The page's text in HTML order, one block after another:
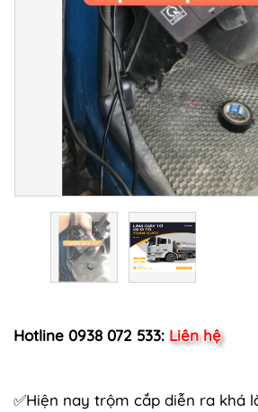
Hotline 0938 072 533: Liên hệ
✅Hiện nay trộm cắp diễn ra khá